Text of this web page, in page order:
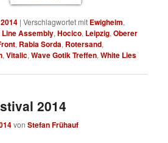
|Verschlagwortet mit Ewigheim,
Line Assembly,Hocico, Leipzig,Oberer
, Rabia Sorda, Rotersand,
,Vitalic,Wave Gotik Treffen,White Lies
2014
vonStefan Frühauf